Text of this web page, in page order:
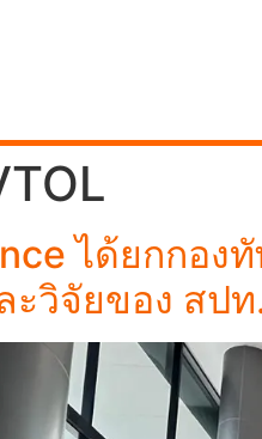
ได้ยกกอง
วิจัยของ สปท